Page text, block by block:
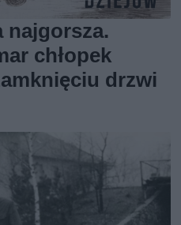
najgorsza.
chłopek
drzwi